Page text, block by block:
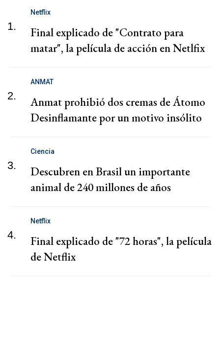
1.
Netflix
Final explicado de "Contrato para
matar", la película de acción en Netlfix
2.
ANMAT
Anmat prohibió dos cremas de Átomo
Desinflamante por un motivo insólito
3.
Ciencia
Descubren en Brasil un importante
animal de 240 millones de años
4.
Netflix
Final explicado de "72 horas", la película
de Netflix